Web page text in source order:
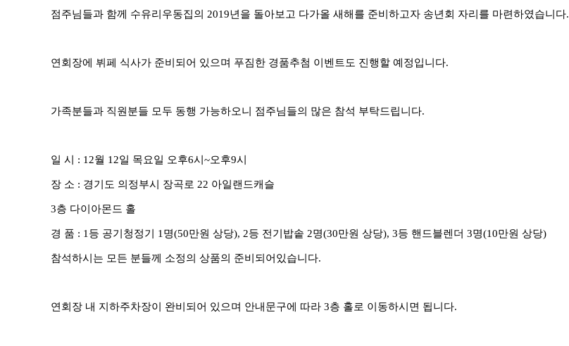
점주님들과 함께 수유리우동집의 2019년을 돌아보고 다가올 새해를 준비하고자 송년회 자리를 마련하였습니다.
연회장에 뷔페 식사가 준비되어 있으며 푸짐한 경품추첨 이벤트도 진행할 예정입니다.
가족분들과 직원분들 모두 동행 가능하오니 점주님들의 많은 참석 부탁드립니다.
일 시 : 12월 12일 목요일 오후6시 ~오후9시
장 소 : 경기도 의정부시 장곡로 22 아일랜드캐슬
3층 다이아몬드 홀
경 품 : 1 등 공기청정기 1 명(50만원 상당), 2등 전기밥솥 2명(30만원 상당), 3등 핸드블렌더 3명(10만원 상당)
참석하시는 모든 분들께 소정의 상품의 준비되어있습니다.
연회장 내 지하주차장이 완비되어 있으며 안내문구에 따라 3층 홀로 이동하시면 됩니다.